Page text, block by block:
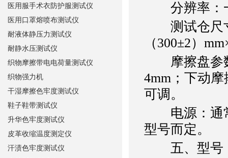
分辨率：一
测试仓尺寸
（300±2）
摩擦盘参数
4mm；下动
可调。
电源：通常
型号而定。
五、型号
医用服手术衣防护服测试仪
医用口罩熔喷布测试仪
耐液体静压力测试仪
耐静水压测试仪
织物摩擦带电电荷量测试仪
织物强力机
干湿摩擦色牢度测试仪
鞋子鞋带测试仪
升华色牢度测试仪
皮革收缩温度测定仪
汗渍色牢度测试仪